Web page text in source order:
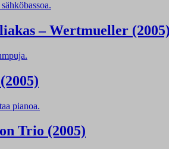
– Wertmueller
Trio (2005)